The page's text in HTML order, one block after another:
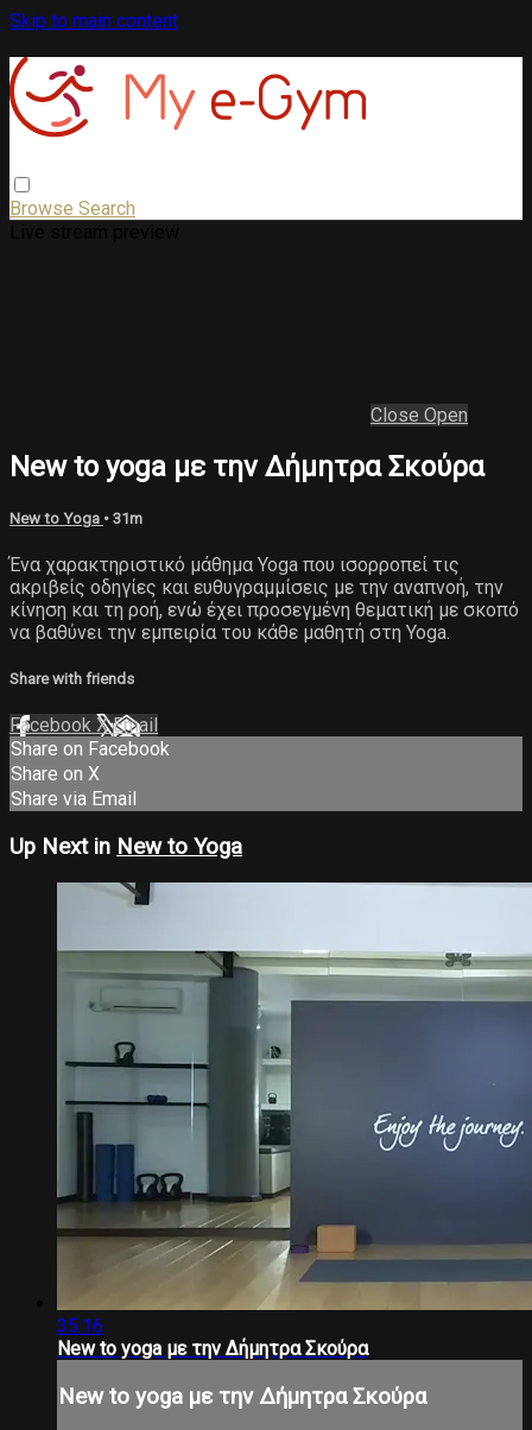
Skip to main content
Browse Search
Close Open
New to yoga με την Δήμητρα Σκούρα
New to Yoga • 31m
Ένα χαρακτηριστικό μάθημα Yoga που ισορροπεί τις
ακριβείς οδηγίες και ευθυγραμμίσεις με την αναπνοή, την
κίνηση και τη ροή, ενώ έχει προσεγμένη θεματική με σκοπό
να βαθύνει την εμπειρία του κάθε μαθητή στη Yoga.
Share with friends
Facebook XEmail
Share on Facebook
Share on X
Share via Email
Up Next in New to Yoga
35:16
New to yoga με την Δήμητρα Σκούρα
New to yoga με την Δήμητρα Σκούρα